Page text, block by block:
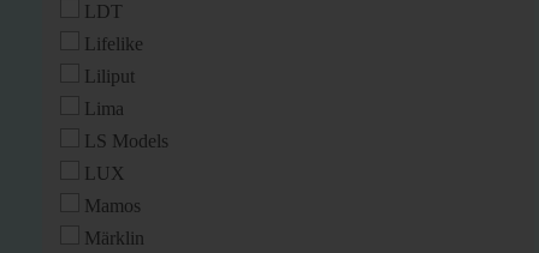
LDT
Lifelike
Liliput
Lima
LS Models
LUX
Mamos
Märklin